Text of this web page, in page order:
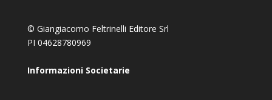
© Giangiacomo Feltrinelli Editore Srl
PI 04628780969
Informazioni Societarie